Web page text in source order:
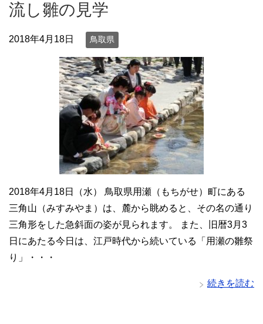
流し雛の見学
2018年4月18日 鳥取県
2018年4月18日（水） 鳥取県用瀬（もちがせ）町にある
三角山（みすみやま）は、麓から眺めると、その名の通り
三角形をした急斜面の姿が見られます。 また、旧暦3月3
日にあたる今日は、江戸時代から続いている「用瀬の雛祭
り」・・・
続きを読む